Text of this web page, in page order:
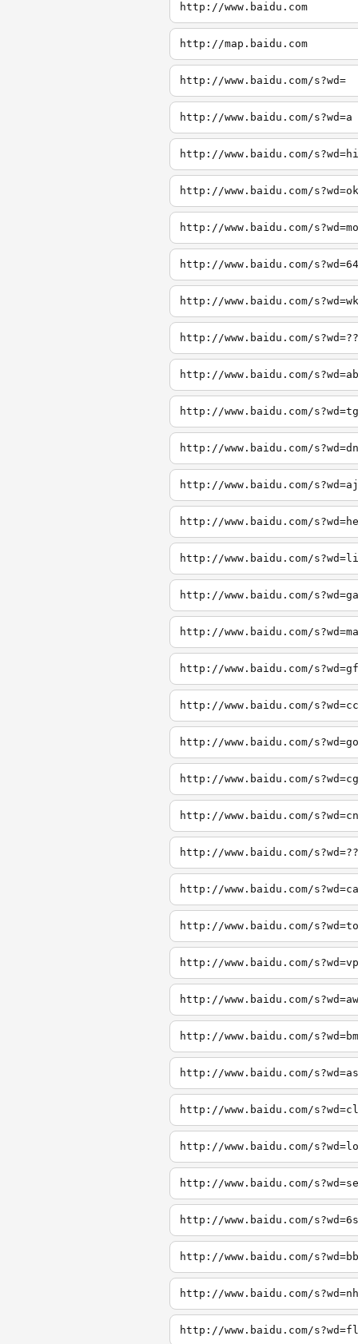
http://www.baidu.com
http://map.baidu.com
http://www.baidu.com/s?wd=
http://www.baidu.com/s?wd=a
http://www.baidu.com/s?wd=hi
http://www.baidu.com/s?wd=ok
http://www.baidu.com/s?wd=mo
http://www.baidu.com/s?wd=64
http://www.baidu.com/s?wd=wk
http://www.baidu.com/s?wd=??
http://www.baidu.com/s?wd=ab
http://www.baidu.com/s?wd=tg
http://www.baidu.com/s?wd=dn
http://www.baidu.com/s?wd=aj
http://www.baidu.com/
http://www.baidu.com/
http://www.baidu.com/
http://www.baidu.com/
http://www.baidu.com/
http://www.baidu.com/
http://www.baidu.com/
http://www.baidu.com/
http://www.baidu.com/
http://www.baidu.com/
http://www.baidu.com/
http://www.baidu.com/
http://www.baidu.com/
http://www.baidu.com/
http://www.baidu.com/
http://www.baidu.com/
http://www.baidu.com/
http://www.baidu.com/
http://www.baidu.com/
http://www.baidu.com/
http://www.baidu.com/
http://www.baidu.com/
http://www.baidu.com/